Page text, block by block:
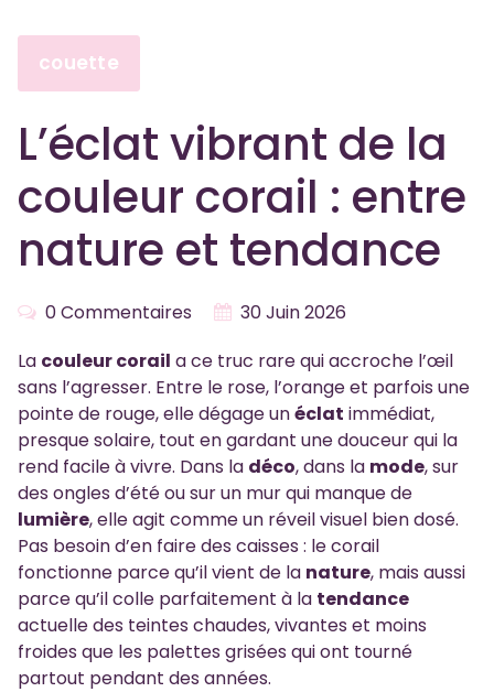
couette
L’éclat vibrant de la
couleur corail : entre
nature et tendance
0 Commentaires
30 Juin 2026
La couleur corail a ce truc rare qui accroche l’œil
sans l’agresser. Entre le rose, l’orange et parfois une
pointe de rouge, elle dégage unéclat immédiat,
presque solaire, tout en gardant une douceur qui la
rend facile à vivre. Dans la déco, dans la mode, sur
des ongles d’été ou sur un mur qui manque de
lumière, elle agit comme un réveil visuel bien dosé.
Pas besoin d’en faire des caisses : le corail
fonctionne parce qu’il vient de la nature, mais aussi
parce qu’il colle parfaitement à la tendance
actuelle des teintes chaudes, vivantes et moins
froides que les palettes grisées qui ont tourné
partout pendant des années.